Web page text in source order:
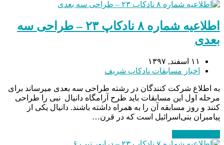
اطلاعیه شماره ۸ نادکاپ ۲۳ – طراحی سه
بعدی
۱۱ اسفند, ۱۳۹۷
اخبار مسابقات نادکاپ شریف
به اطلاع شرکت کنندگان در رشته طراحی سه بعدی میرساند برای
مرحله اول این مسابقات باید طرح آرامگاه دانیال نبی را طراحی
کنند و روز مسابقه آن را به همراه داشته باشند. دانیال یکی از
پیامبران بنی‌اسرائیل است که در قرن…